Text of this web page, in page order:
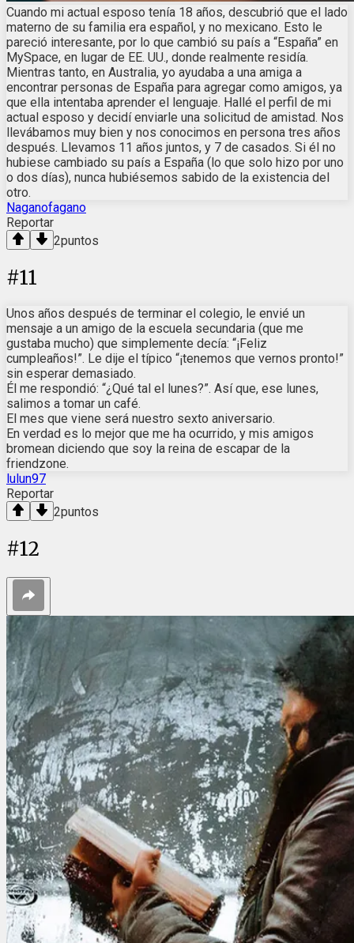
Cuando mi actual esposo tenía 18 años, descubrió que el lado
materno de su familia era español, y no mexicano. Esto le
pareció interesante, por lo que cambió su país a “España” en
MySpace, en lugar de EE. UU., donde realmente residía.
Mientras tanto, en Australia, yo ayudaba a una amiga a
encontrar personas de España para agregar como amigos, ya
que ella intentaba aprender el lenguaje. Hallé el perfil de mi
actual esposo y decidí enviarle una solicitud de amistad. Nos
llevábamos muy bien y nos conocimos en persona tres años
después. Llevamos 11 años juntos, y 7 de casados. Si él no
hubiese cambiado su país a España (lo que solo hizo por uno
o dos días), nunca hubiésemos sabido de la existencia del
otro.
Naganofagano
Reportar
2puntos
#11
Unos años después de terminar el colegio, le envié un
mensaje a un amigo de la escuela secundaria (que me
gustaba mucho) que simplemente decía: “¡Feliz
cumpleaños!”. Le dije el típico “¡tenemos que vernos pronto!”
sin esperar demasiado.
Él me respondió: “¿Qué tal el lunes?”. Así que, ese lunes,
salimos a tomar un café.
El mes que viene será nuestro sexto aniversario.
En verdad es lo mejor que me ha ocurrido, y mis amigos
bromean diciendo que soy la reina de escapar de la
friendzone.
lulun97
Reportar
2puntos
#12